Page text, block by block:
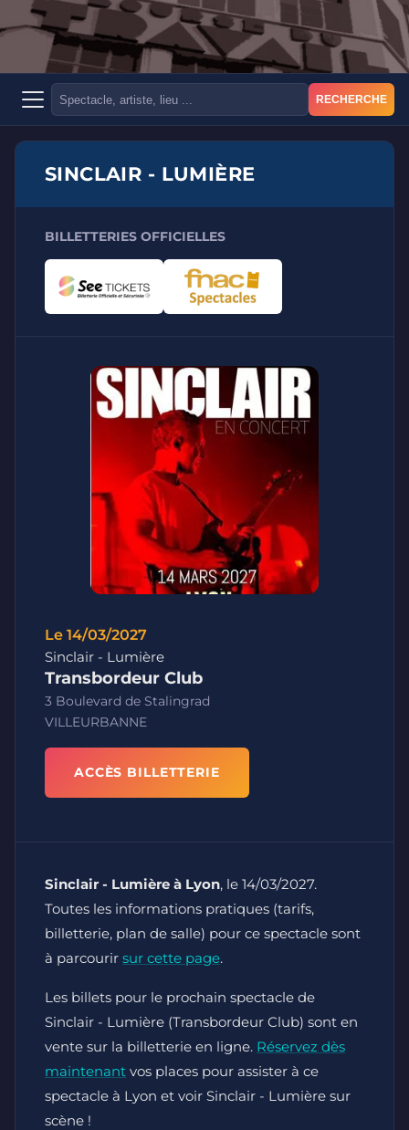
RECHERCHE
SINCLAIR - LUMIÈRE
BILLETTERIES OFFICIELLES
Le 14/03/2027
Sinclair - Lumière
Transbordeur Club
3 Boulevard de Stalingrad
VILLEURBANNE
ACCÈS BILLETTERIE
Sinclair - Lumière à Lyon, le 14/03/2027.
Toutes les informations pratiques (tarifs,
billetterie, plan de salle) pour ce spectacle sont
à parcourir sur cette page.
Les billets pour le prochain spectacle de
Sinclair - Lumière (Transbordeur Club) sont en
vente sur la billetterie en ligne. Réservez dès
maintenant vos places pour assister à ce
spectacle à Lyon et voir Sinclair - Lumière sur
scène !